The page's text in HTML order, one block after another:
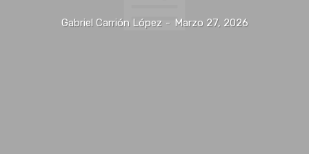
Gabriel Carrión López - Marzo 27, 2026